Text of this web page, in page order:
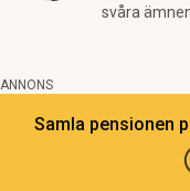
svåra
ANNONS
Samla pensionen